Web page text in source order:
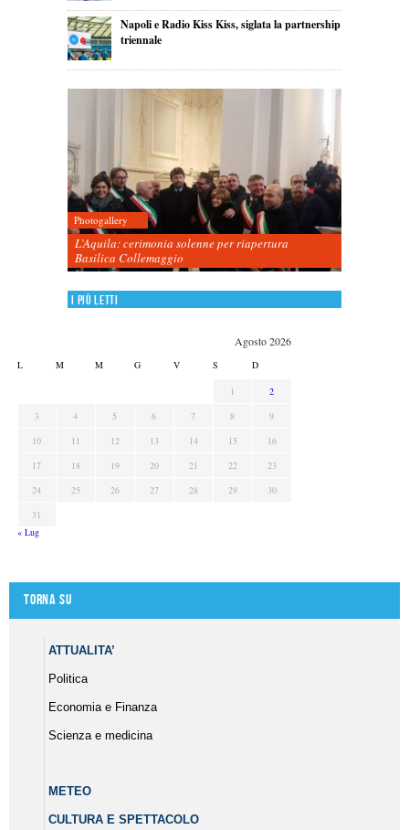
Napoli e Radio Kiss Kiss, siglata la partnership
triennale
Photogallery
L’Aquila: cerimonia solenne per riapertura
Basilica Collemaggio
I più letti
Agosto 2026
L M M G V S D
1
2
3
4 5 6 7 8
9
10
11 12 13 14 15
16
17
18 19 20 21 22
23
24
25 26 27 28 29
30
31
« Lug
Torna su
ATTUALITA’
Politica
Economia e Finanza
Scienza e medicina
METEO
CULTURA E SPETTACOLO